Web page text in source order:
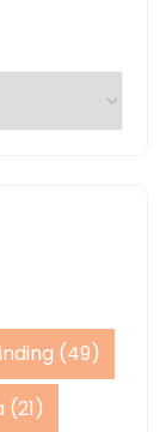
(49)
(21)